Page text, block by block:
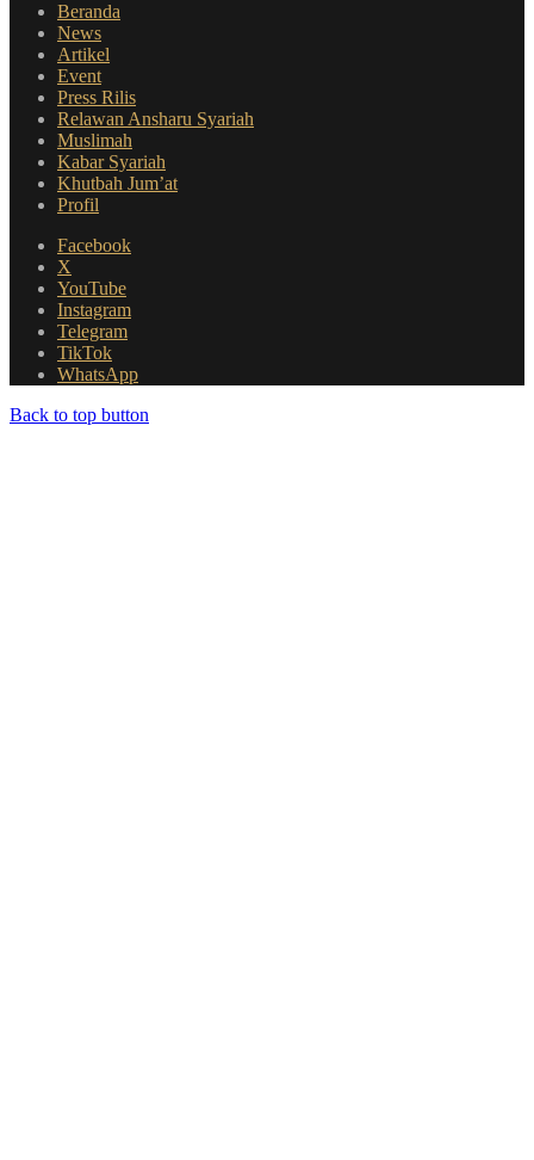
Beranda
News
Artikel
Event
Press Rilis
Relawan Ansharu Syariah
Muslimah
Kabar Syariah
Khutbah Jum’at
Profil
Facebook
X
YouTube
Instagram
Telegram
TikTok
WhatsApp
Back to top button